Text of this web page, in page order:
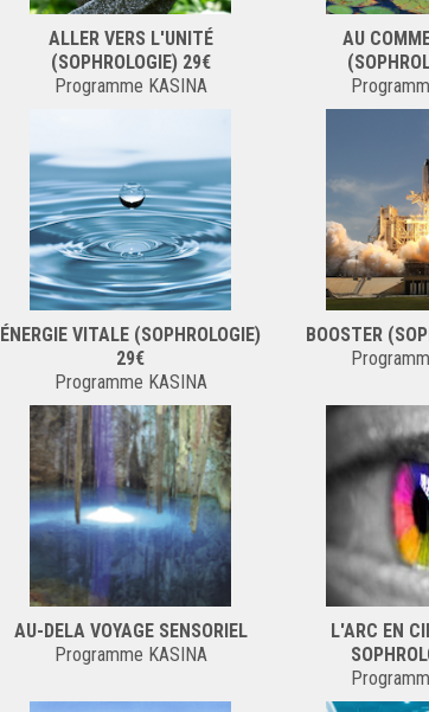
ALLER VERS L'UNITÉ
(SOPHROLOGIE) 29€
Programme KASINA
AU
ÉNERGIE VITALE (SOPHROLOGIE)
29€
Programme KASINA
BOOSTER
AU-DELA VOYAGE SENSORIEL
Programme KASINA
L'ARC EN